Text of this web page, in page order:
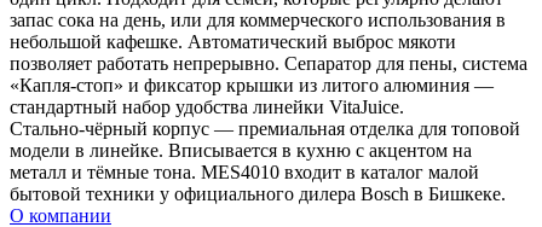
запас сока на день, или для коммерческого использования в
небольшой кафешке. Автоматический выброс мякоти
позволяет работать непрерывно. Сепаратор для пены, система
«Капля-стоп» и фиксатор крышки из литого алюминия —
стандартный набор удобства линейки VitaJuice.
Стально-чёрный корпус — премиальная отделка для топовой
модели в линейке. Вписывается в кухню с акцентом на
металл и тёмные тона. MES4010 входит в каталог малой
бытовой техники у официального дилера Bosch в Бишкеке.
О компании